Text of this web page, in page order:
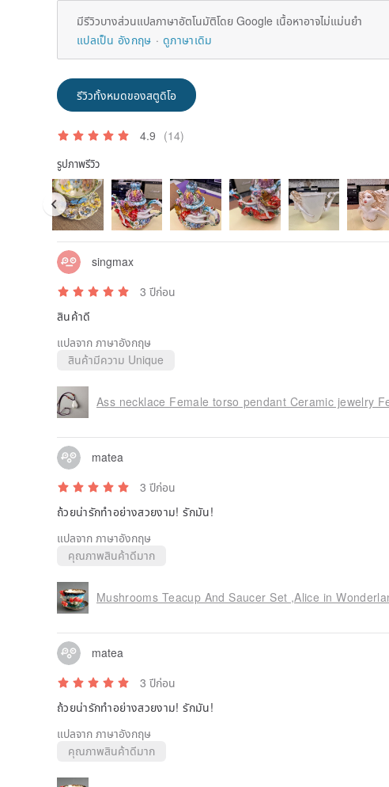
มีรีวิวบางส่วนแปลภาษาอัตโนมัติโดย Google เนื้อหาอาจไม่แม่นยำ
แปลเป็น อังกฤษ
ดูภาษาเดิม
รีวิวทั้งหมดของสตูดิโอ
4.9 (14)
รูปภาพรีวิว
singmax
3 ปีก่อน
สินค้าดี
แปลจาก ภาษาอังกฤษ
สินค้ามีความ Unique
Ass necklace Female torso pendant Ceramic jewelry
matea
3 ปีก่อน
ถ้วยน่ารักทำอย่างสวยงาม! รักมัน!
แปลจาก ภาษาอังกฤษ
คุณภาพสินค้าดีมาก
Mushrooms Teacup And Saucer Set ,Alice in
matea
3 ปีก่อน
ถ้วยน่ารักทำอย่างสวยงาม! รักมัน!
แปลจาก ภาษาอังกฤษ
คุณภาพสินค้าดีมาก